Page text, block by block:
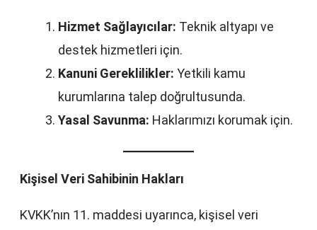
Hizmet Sağlayıcılar: Teknik altyapı ve
destek hizmetleri için.
Kanuni Gereklilikler: Yetkili kamu
kurumlarına talep doğrultusunda.
Yasal Savunma: Haklarımızı korumak için.
Kişisel Veri Sahibinin Hakları
KVKK’nın 11. maddesi uyarınca, kişisel veri